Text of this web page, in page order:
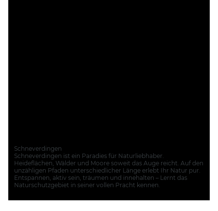
Schneverdingen
Schneverdingen ist ein Paradies für Naturliebhaber.
Heideflächen, Wälder und Moore soweit das Auge reicht. Auf den
unzähligen Pfaden unterschiedlicher Länge erlebt Ihr Natur pur.
Entspannen, aktiv sein, träumen und innehalten – Lernt das
Naturschutzgebiet in seiner vollen Pracht kennen.